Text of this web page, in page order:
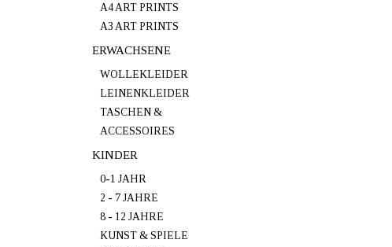
A4 ART PRINTS
A3 ART PRINTS
ERWACHSENE
WOLLEKLEIDER
LEINENKLEIDER
TASCHEN &
ACCESSOIRES
KINDER
0-1 JAHR
2 - 7 JAHRE
8 - 12 JAHRE
KUNST & SPIELE